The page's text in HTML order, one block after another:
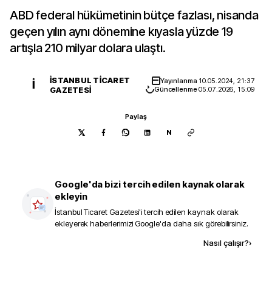
ABD federal hükümetinin bütçe fazlası, nisanda
geçen yılın aynı dönemine kıyasla yüzde 19
artışla 210 milyar dolara ulaştı.
İ
İSTANBUL TICARET
GAZETESI
Yayınlanma 10.05.2024, 21:37
Güncellenme05.07.2026, 15:09
Paylaş
N
Google'da bizi tercih edilen kaynak olarak
ekleyin
İstanbul Ticaret Gazetesi'i tercih edilen kaynak olarak
ekleyerek haberlerimizi Google'da daha sık görebilirsiniz.
Nasıl çalışır?›